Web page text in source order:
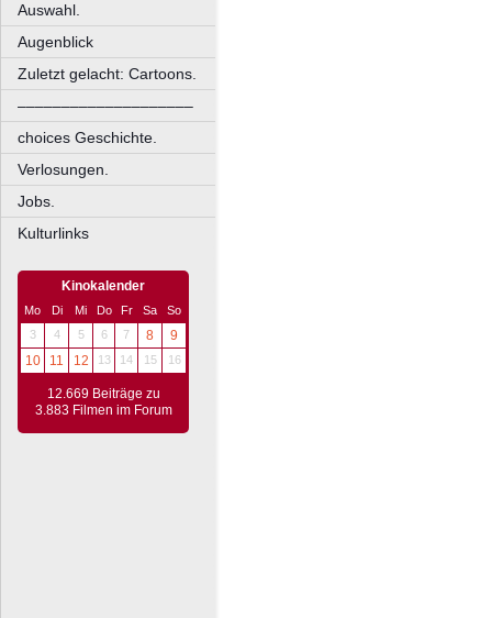
Auswahl.
Augenblick
Zuletzt gelacht: Cartoons.
––––––––––––––––––––
choices Geschichte.
Verlosungen.
Jobs.
Kulturlinks
Kinokalender
Mo Di Mi Do Fr Sa
So
3
4 5 6 7 8
9
10
11 12 13 14 15 16
12.669 Beiträge zu
3.883 Filmen im Forum